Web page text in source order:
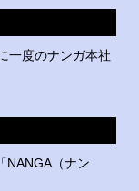
一度のナンガ本社
NANGA（ナン